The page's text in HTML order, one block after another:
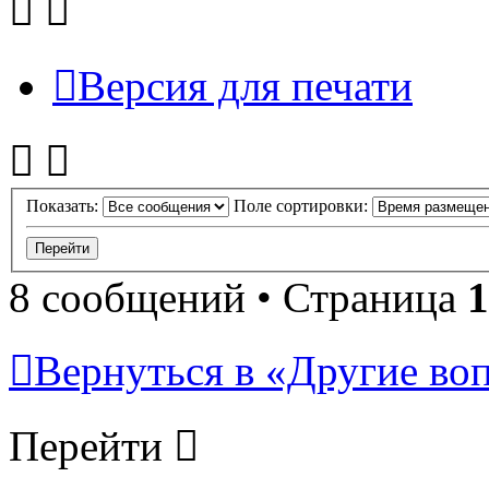
Версия для печати
Показать: Поле сортировки:
8 сообщений • Страница 1
Вернуться в «Другие
Перейти